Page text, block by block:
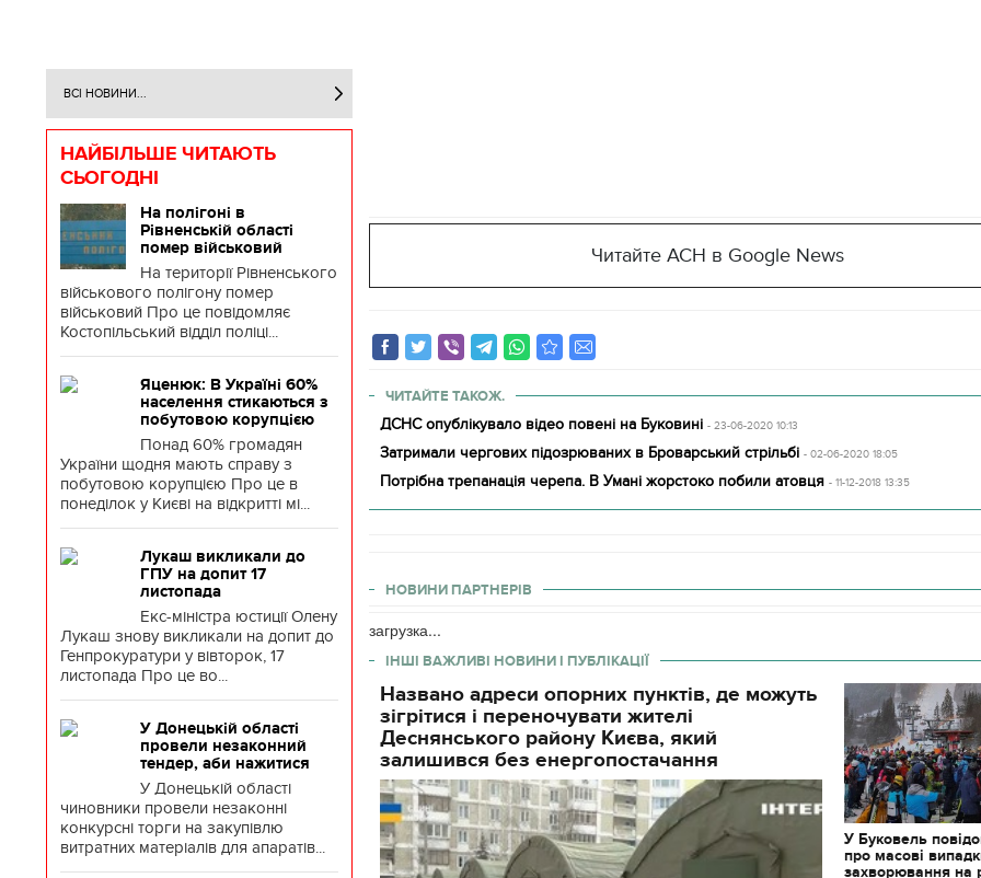
ВСІ НОВИНИ...
НАЙБІЛЬШЕ ЧИТАЮТЬ
СЬОГОДНІ
На полігоні в
Рівненській області
помер військовий
На території Рівненського
військового полігону помер
військовий Про це повідомляє
Костопільський відділ поліці...
Яценюк: В Україні 60%
населення стикаються з
побутовою корупцією
Понад 60% громадян
України щодня мають справу з
побутовою корупцією Про це в
понеділок у Києві на відкритті мі...
Лукаш викликали до
ГПУ на допит 17
листопада
Екс-міністра юстиції Олену
Лукаш знову викликали на допит до
Генпрокуратури у вівторок, 17
листопада Про це во...
У Донецькій області
провели незаконний
тендер, аби нажитися
У Донецькій області
чиновники провели незаконні
конкурсні торги на закупівлю
витратних матеріалів для апаратів...
Читайте АСН в Google News
ЧИТАЙТЕ ТАКОЖ.
ДСНС опублікувало відео повені на Буковині - 23-06-2020 10:13
Затримали чергових підозрюваних в Броварський стрільбі - 02-06-2020 18:05
Потрібна трепанація черепа. В Умані жорстоко побили атовця - 11-12-2018 13:35
НОВИНИ ПАРТНЕРІВ
загрузка...
ІНШІ ВАЖЛИВІ НОВИНИ І ПУБЛІКАЦІЇ
Названо адреси опорних пунктів, де можуть
зігрітися і переночувати жителі
Деснянського району Києва, який
залишився без енергопостачання
У Буковель
про масові
захворювання на